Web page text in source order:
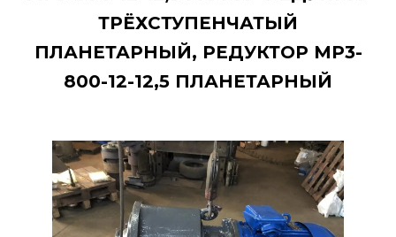
ТРЁХСТУПЕНЧАТЫЙ
ПЛАНЕТАРНЫЙ, РЕДУКТОР МР3-
800-12-12,5 ПЛАНЕТАРНЫЙ